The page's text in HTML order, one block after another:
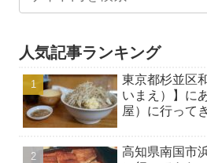
人気記事ランキング
東京都杉並区
いまえ）】に
屋）に行って
高知県南国市